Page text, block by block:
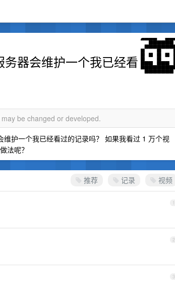
器会维护一个我已经看
be changed or developed.
护一个我已经看过的记录吗？ 如果我看过 1 万个视
法呢？
推荐 记录 视频
1
2
3